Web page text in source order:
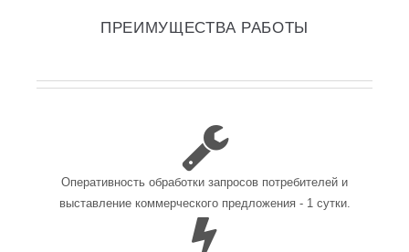
ПРЕИМУЩЕСТВА РАБОТЫ
Оперативность обработки запросов потребителей и
выставление коммерческого предложения - 1 сутки.